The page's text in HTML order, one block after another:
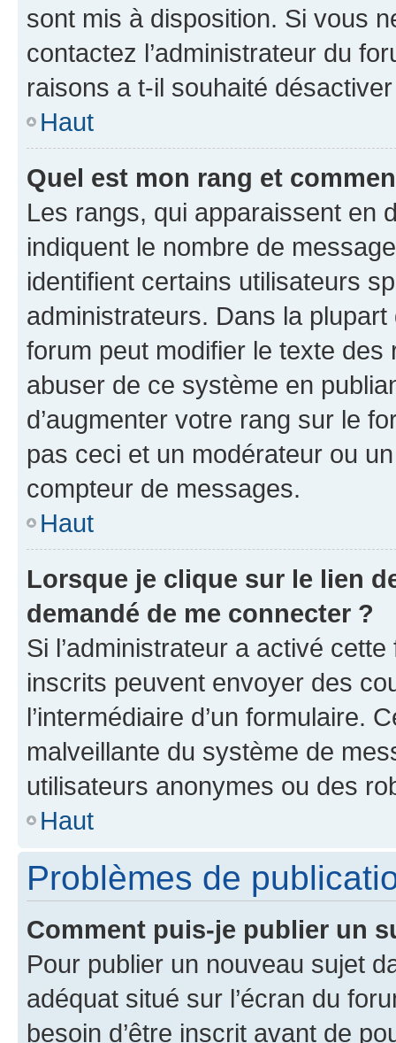
sont mis à disposition. Si vous
contactez l’administrateur du
raisons a t-il souhaité
Haut
Quel est mon rang et
Les rangs, qui apparaissent en
indiquent le nombre de
identifient certains utilisateurs
administrateurs. Dans la
forum peut modifier le texte
abuser de ce système en
d’augmenter votre rang sur le
pas ceci et un modérateur ou
compteur de messages.
Haut
Lorsque je clique sur le lien
demandé de me connecter ?
Si l’administrateur a activé
inscrits peuvent envoyer des
l’intermédiaire d’un formulaire.
malveillante du système de
utilisateurs anonymes ou des
Haut
Problèmes de
Comment puis-je publier un
Pour publier un nouveau sujet
adéquat situé sur l’écran du
besoin d’être inscrit avant de